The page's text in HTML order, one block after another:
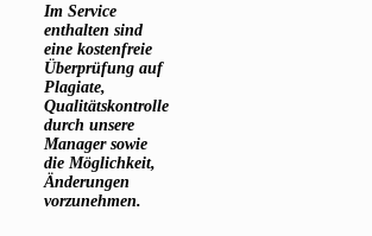
Im Service
enthalten sind
eine kostenfreie
Überprüfung auf
Plagiate,
Qualitätskontrolle
durch unsere
Manager sowie
die Möglichkeit,
Änderungen
vorzunehmen.